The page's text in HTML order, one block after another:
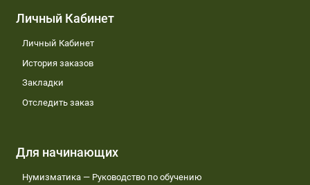
Личный Кабинет
Личный Кабинет
История заказов
Закладки
Отследить заказ
Для начинающих
Нумизматика — Руководство по обучению